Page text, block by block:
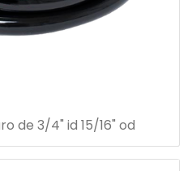
de 3/4" id 15/16" od